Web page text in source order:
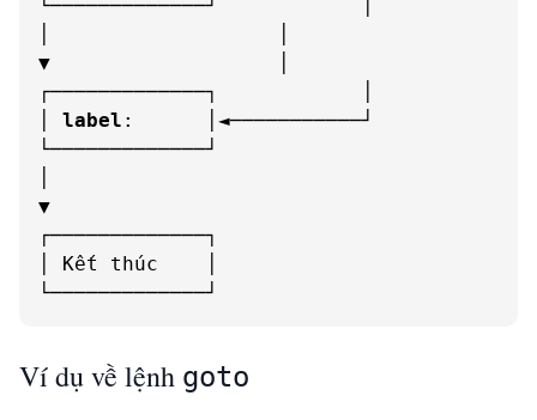
└─────────────┘            │
▼                   │
┌─────────────┐            │
label :      │◄───────────┘
└─────────────┘
▼
┌─────────────┐
│ Kết thúc    │
└─────────────┘
Ví dụ về lệnh goto